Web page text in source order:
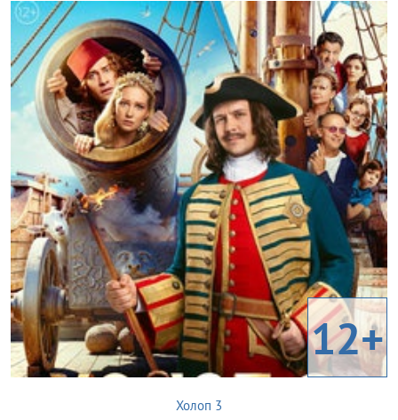
12+
Холоп 3